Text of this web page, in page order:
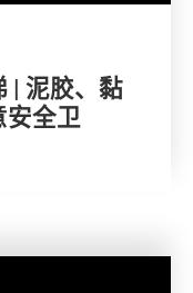
| 泥胶、黏
全卫